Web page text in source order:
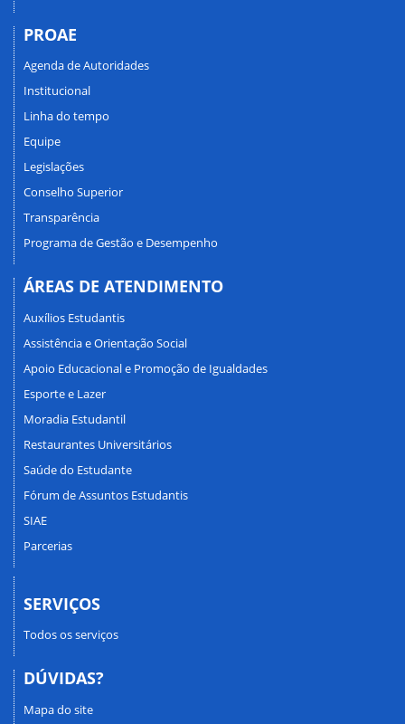
PROAE
Agenda de Autoridades
Institucional
Linha do tempo
Equipe
Legislações
Conselho Superior
Transparência
Programa de Gestão e Desempenho
ÁREAS DE ATENDIMENTO
Auxílios Estudantis
Assistência e Orientação Social
Apoio Educacional e Promoção de Igualdades
Esporte e Lazer
Moradia Estudantil
Restaurantes Universitários
Saúde do Estudante
Fórum de Assuntos Estudantis
SIAE
Parcerias
SERVIÇOS
Todos os serviços
DÚVIDAS?
Mapa do site